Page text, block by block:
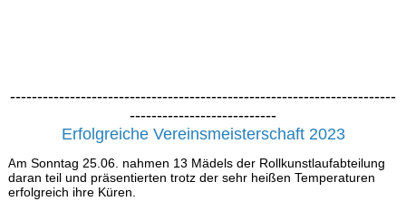
-----------------------------------------------------------------------
---------------------------
Erfolgreiche Vereinsmeisterschaft 2023
Am Sonntag 25.06. nahmen 13 Mädels der Rollkunstlaufabteilung
daran teil und präsentierten trotz der sehr heißen Temperaturen
erfolgreich ihre Küren.